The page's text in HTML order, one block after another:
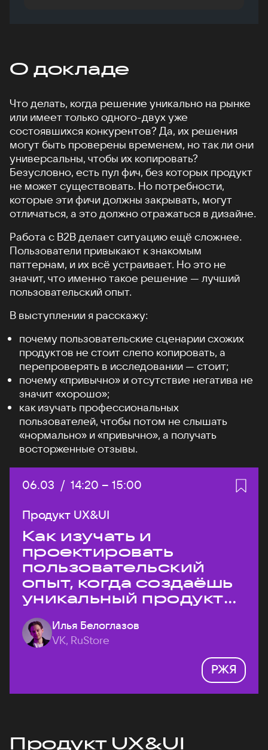
О докладе
Что делать, когда решение уникально на рынке
или имеет только одного-двух уже
состоявшихся конкурентов? Да, их решения
могут быть проверены временем, но так ли они
универсальны, чтобы их копировать?
Безусловно, есть пул фич, без которых продукт
не может существовать. Но потребности,
которые эти фичи должны закрывать, могут
отличаться, а это должно отражаться в дизайне.
Работа с B2B делает ситуацию ещё сложнее.
Пользователи привыкают к знакомым
паттернам, и их всё устраивает. Но это не
значит, что именно такое решение — лучший
пользовательский опыт.
В выступлении я расскажу:
почему пользовательские сценарии схожих
продуктов не стоит слепо копировать, а
перепроверять в исследовании — стоит;
почему «привычно» и отсутствие негатива не
значит «хорошо»;
как изучать профессиональных
пользователей, чтобы потом не слышать
«нормально» и «привычно», а получать
восторженные отзывы.
Дата:
06.03 / Начало:
14:20 – Конец:
15:00
Продукт UX&UI
Как изучать и
проектировать
пользовательский
опыт, когда создаёшь
уникальный продукт
на рынке?
Илья Белоглазов
VK, RuStore
РЖЯ
Продукт UX&UI